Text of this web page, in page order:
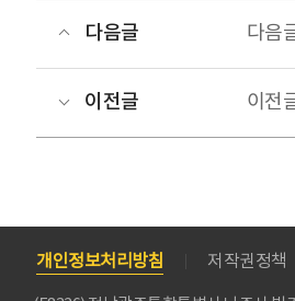
다음글 다음
이전글 이전
개인정보처리방침 저작권정책